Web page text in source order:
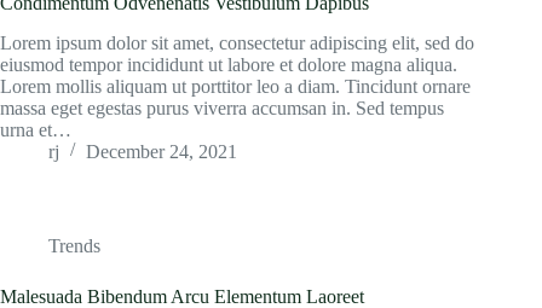
Lorem ipsum dolor sit amet, consectetur adipiscing elit, sed do
eiusmod tempor incididunt ut labore et dolore magna aliqua.
Lorem mollis aliquam ut porttitor leo a diam. Tincidunt ornare
massa eget egestas purus viverra accumsan in. Sed tempus
urna et…
rj
December 24, 2021
Trends
Malesuada Bibendum Arcu Elementum Laoreet